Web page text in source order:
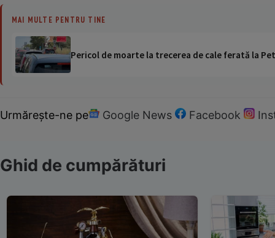
MAI MULTE PENTRU TINE
Pericol de moarte la trecerea de cale ferată la
Urmărește-ne pe Google News Facebook
Ghid de cumpărături